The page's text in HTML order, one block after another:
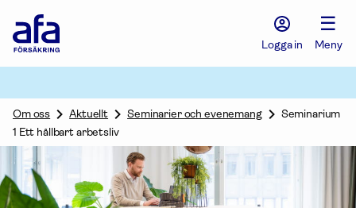
Försäkring
Logga in
☰
Meny
Om oss Aktuellt Seminarier och evenemang
Seminarium
1 Ett hållbart arbetsliv